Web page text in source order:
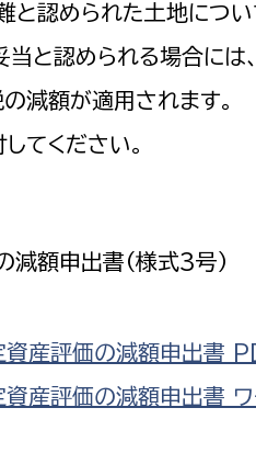
環境・エネルギー
地域経済
都市基盤
行政経営
課
支援課
と認められた土地につ
と認められる場合には
減額が適用されます。
てください。
額申出書（様式3号）
産評価の減額申出書
産評価の減額申出書 ワ